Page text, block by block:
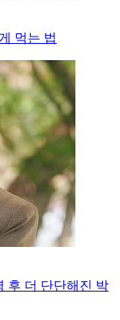
먹는 법
후 더 단단해진 박